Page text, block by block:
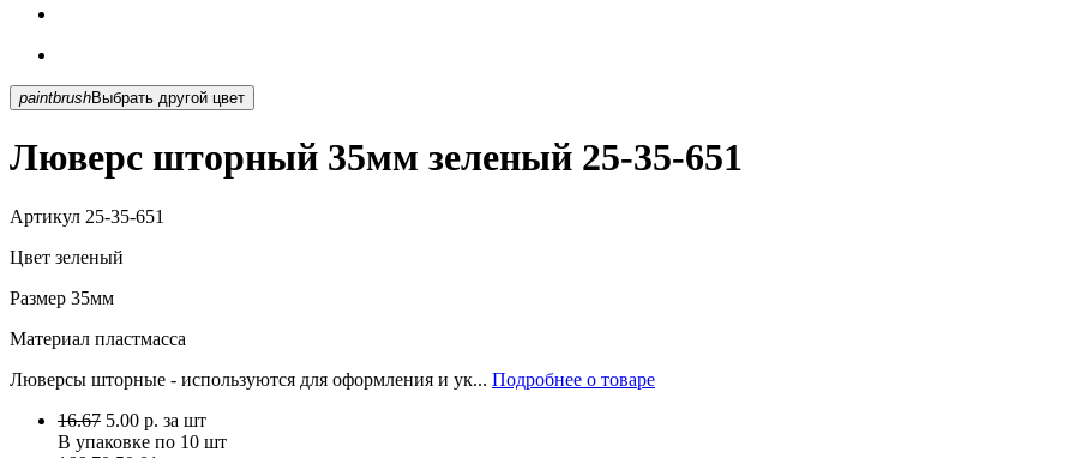
paintbrush Выбрать другой цвет
Люверс шторный 35мм зеленый 25-35-651
Артикул 25-35-651
Цвет зеленый
Размер 35мм
Материал пластмасса
Люверсы шторные - используются для оформления и ук... Подробнее о товаре
16.67 5.00 р. за шт
В упаковке по 10 шт